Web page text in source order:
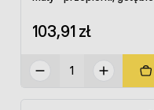
103,91 zł